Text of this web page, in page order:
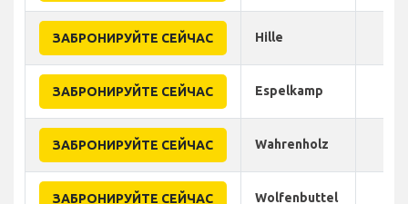
ЗАБРОНИРУЙТЕ СЕЙЧАС Hille
ЗАБРОНИРУЙТЕ СЕЙЧАС Espelkamp
ЗАБРОНИРУЙТЕ СЕЙЧАС Wahrenholz
ЗАБРОНИРУЙТЕ СЕЙЧАС Wolfenbuttel